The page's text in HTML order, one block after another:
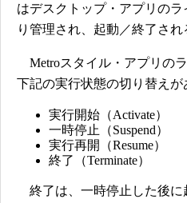
はデスクトップ・アプリの
り管理され、起動／終了され
Metroスタイル・アプリの
下記の実行状態の切り替えが
実行開始（Activate）
一時停止（Suspend）
実行再開（Resume）
終了（Terminate）
終了は、一時停止した後に